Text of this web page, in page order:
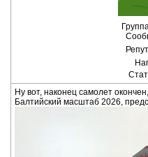
Ну вот, наконец самолет
Балтийский масштаб 2026,